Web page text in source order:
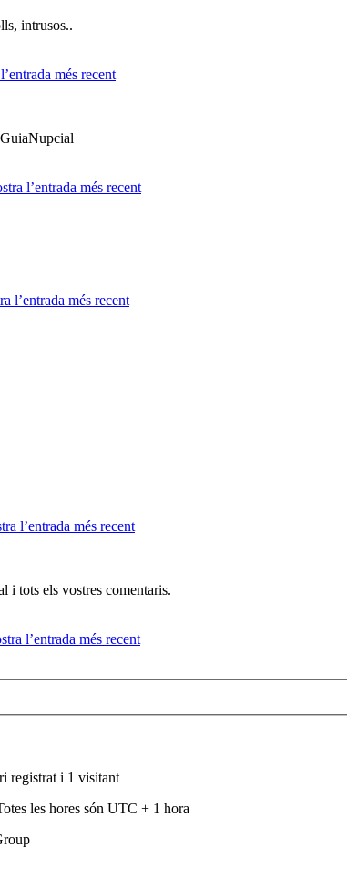
intrusos..
i tots els vostres comentaris.
registrat i 1 visitant
les hores són UTC + 1 hora